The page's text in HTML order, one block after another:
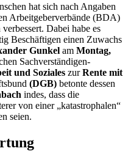
hat sich nach Angaben
Arbeitgeberverbände (BDA)
Dabei habe es
Beschäftigen einen Zuwachs
Gunkel am Montag,
Sachverständigen-
und Soziales zurRente mit
(DGB) betonte dessen
indes, dass die
von einer „katastrophalen“
seien.